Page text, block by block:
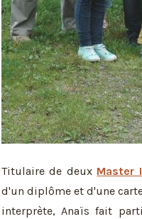
Titulaire de deux Master
d'un diplôme et d'une
interprète, Anaïs fait